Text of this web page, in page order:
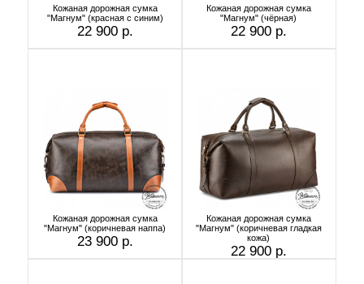
Кожаная дорожная сумка
"Магнум" (красная с синим)
22 900 р.
Кожаная дорожная сумка
"Магнум" (чёрная)
22 900 р.
Кожаная дорожная сумка
"Магнум" (коричневая наппа)
23 900 р.
Кожаная дорожная сумка
"Магнум" (коричневая гладкая
кожа)
22 900 р.